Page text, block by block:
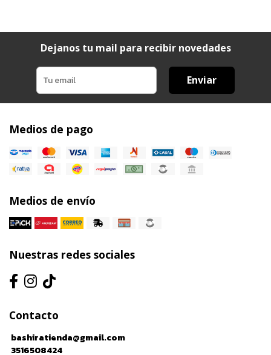
Dejanos tu mail para recibir novedades
Enviar
Medios de pago
Medios de envío
Nuestras redes sociales
Contacto
bashiratienda@gmail.com
3516508424